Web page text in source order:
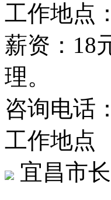
工作地点
薪资：18
理。
咨询电话
工作地点
宜昌市